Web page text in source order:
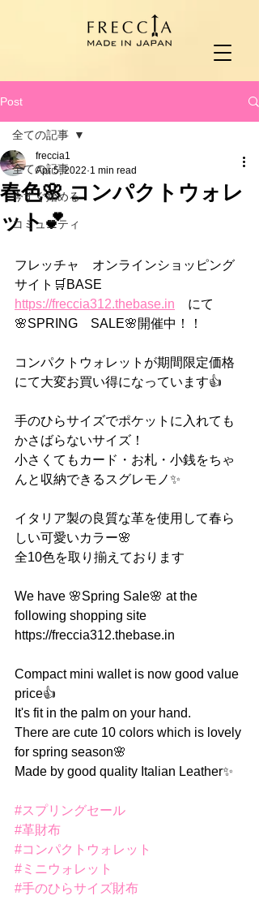
Post
全ての記事
今すぐ始める
コミュニティ
全ての記事
春色🌸 コンパクトウォレ
ット💕
freccia1
Apr 5, 2022 1 min read
フレッチャ　オンラインショッピング
サイト🛒BASE
https://freccia312.thebase.in にて
🌸SPRING　SALE🌸開催中！！
コンパクトウォレットが期間限定価格
にて大変お買い得になっています👍
手のひらサイズでポケットに入れても
かさばらないサイズ！
小さくてもカード・お札・小銭をちゃ
んと収納できるスグレモノ✨
イタリア製の良質な革を使用して春ら
しい可愛いカラー🌸
全10色を取り揃えております
We have 🌸Spring Sale🌸 at the
following shopping site
https://freccia312.thebase.in
Compact mini wallet is now good value
price👍
It's fit in the palm on your hand.
There are cute 10 colors which is lovely
for spring season🌸
Made by good quality Italian Leather✨
#スプリングセール
#革財布
#コンパクトウォレット
#ミニウォレット
#手のひらサイズ財布